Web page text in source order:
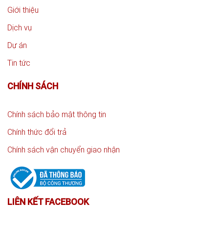
Giới thiệu
Dịch vụ
Dự án
Tin tức
CHÍNH SÁCH
Chính sách bảo mật thông tin
Chính thức đổi trả
Chính sách vận chuyển giao nhận
LIÊN KẾT FACEBOOK